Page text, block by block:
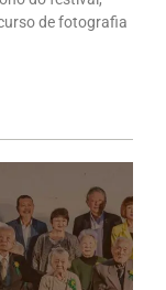
de fotografia